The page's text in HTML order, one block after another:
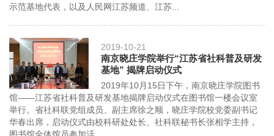
示范基地代表，以及人民网江苏频道、江苏...
2019-10-21
南京晓庄学院举行“江苏省社科普及研发
基地” 揭牌启动仪式
2019年10月15日下午，南京晓庄学院图书
馆——江苏省社科普及研发基地揭牌启动仪式在图书馆一楼会议室
举行。省社科联党组成员、副主席徐之顺，晓庄学院校党委副书记
华春出席，启动仪式由校科研处处长、社科联秘书长张相学主持，